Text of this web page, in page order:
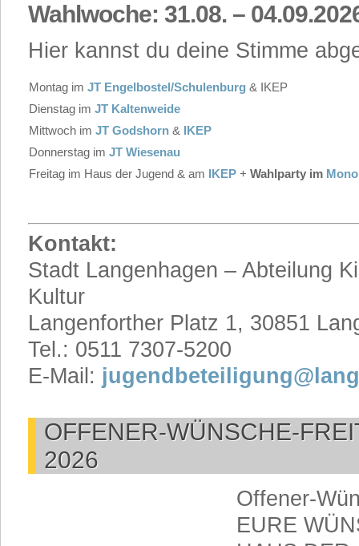
Wahlwoche: 31.08. –
Hier kannst du deine Stimme
Montag im JT Engelbostel/Schulenburg & IKEP
Dienstag im JT Kaltenweide
Mittwoch im JT Godshorn & IKEP
Donnerstag im JT Wiesenau
Freitag im Haus der Jugend & am IKEP + Wahlparty im
Kontakt:
Stadt Langenhagen – Abteilung
Kultur
Langenforther Platz 1, 30851
Tel.: 0511 7307-5200
E-Mail:
OFFENER-WÜNSCHE-
2026
Offener-
EURE